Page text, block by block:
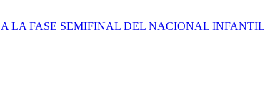
LA FASE SEMIFINAL DEL NACIONAL INFANTIL